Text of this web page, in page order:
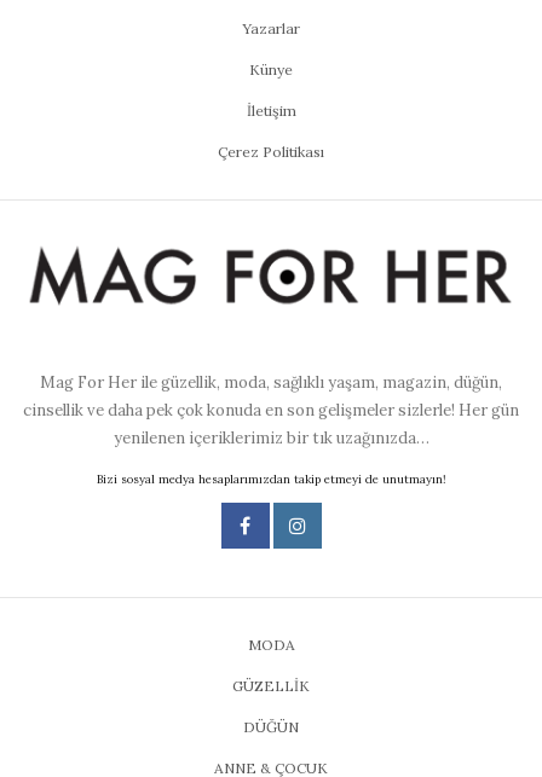
Yazarlar
Künye
İletişim
Çerez Politikası
Mag For Her ile güzellik, moda, sağlıklı yaşam, magazin, düğün,
cinsellik ve daha pek çok konuda en son gelişmeler sizlerle! Her gün
yenilenen içeriklerimiz bir tık uzağınızda…
Bizi sosyal medya hesaplarımızdan takip etmeyi de unutmayın!
MODA
GÜZELLİK
DÜĞÜN
ANNE & ÇOCUK